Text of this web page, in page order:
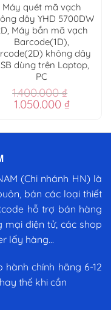
Máy quét mã vạch
dây YHD 5700DW
Máy bắn mã vạch
Barcode(1D),
không dây
dùng trên Laptop,
PC
1.400.000₫
Giá
1.050.000 ₫Giá
(Chi nhánh HN) là
bán các loại thiết
hỗ trợ bán hàng
mại điện tử, các shop
lấy hàng...
chính hãng 6-12
thế khi cần